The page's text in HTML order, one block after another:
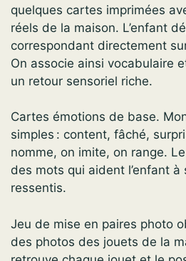
quelques cartes imprimées
réels de la maison. L’enfant
correspondant directement
On associe ainsi vocabulaire
un retour sensoriel riche.
Cartes émotions de base.
simples : content, fâché,
nomme, on imite, on range.
des mots qui aident l’enfant
ressentis.
Jeu de mise en paires photo
des photos des jouets de la